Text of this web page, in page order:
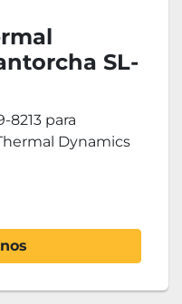
SL-
8213 para
Dynamics